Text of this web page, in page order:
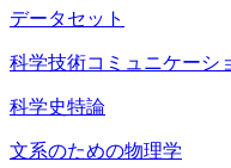
データセット
科学技術コミュニケーシ
科学史特論
文系のための物理学